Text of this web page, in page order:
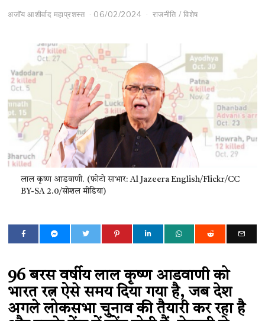
अजॉय आशीर्वाद महाप्रशस्त 06/02/2024 राजनीति / विशेष
लाल कृष्ण आडवाणी. (फोटो साभार: Al Jazeera English/Flickr/CC
BY-SA 2.0/सोशल मीडिया)
96 बरस वर्षीय लाल कृष्ण आडवाणी को
भारत रत्न ऐसे समय दिया गया है, जब देश
अगले लोकसभा चुनाव की तैयारी कर रहा है